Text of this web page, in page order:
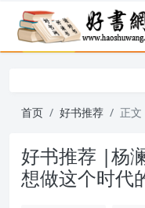
首页 好书推荐 正文
好书推荐 |杨
想做这个时代